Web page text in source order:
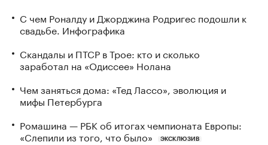
С чем Роналду и Джорджина Родригес подошли к
свадьбе. Инфографика
Скандалы и ПТСР в Трое: кто и сколько
заработал на «Одиссее» Нолана
Чем заняться дома: «Тед Лассо», эволюция и
мифы Петербурга
Ромашина — РБК об итогах чемпионата Европы:
«Слепили из того, что было»
ЭКСКЛЮЗИВ